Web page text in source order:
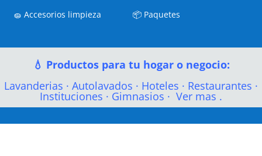
🧽Accesorios limpieza
📦 Paquetes
💧 Productos para tu hogar o negocio:
Lavanderias · Autolavados · Hoteles · Restaurantes ·
Instituciones · Gimnasios · Ver mas .